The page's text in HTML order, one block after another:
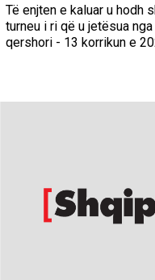
Të enjten e kaluar u hodh
turneu i ri që u jetësua
qershori - 13 korrikun e